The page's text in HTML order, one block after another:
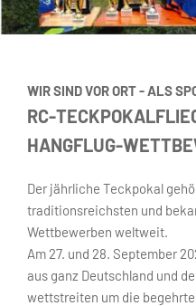
WIR SIND VOR ORT - ALS
RC-
ANGFLUG-
Der jährliche Teckpokal
traditionsreichsten und
Wettbewerben weltweit.
Am 27. und 28. September
aus ganz Deutschland und
wettstreiten um die